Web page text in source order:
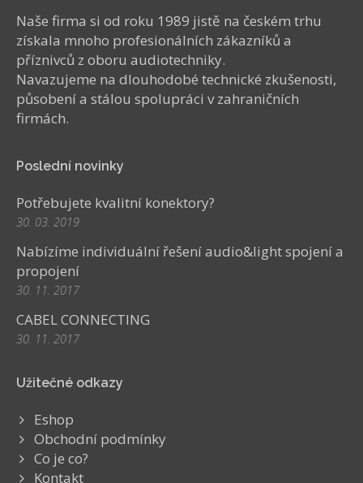
Naše firma si od roku 1989 jistě na českém trhu
získala mnoho profesionálních zákazníků a
příznivců z oboru audiotechniky.
Navazujeme na dlouhodobé technické zkušenosti,
působení a stálou spolupráci v zahraničních
firmách.
Poslední novinky
Potřebujete kvalitní konektory?
30. 03. 2019
Nabízíme individuální řešení audio&light spojení a
propojení
30. 11. 2017
CABEL CONNECTING
30. 11. 2017
Užitečné odkazy
Eshop
Obchodní podmínky
Co je co?
Kontakt